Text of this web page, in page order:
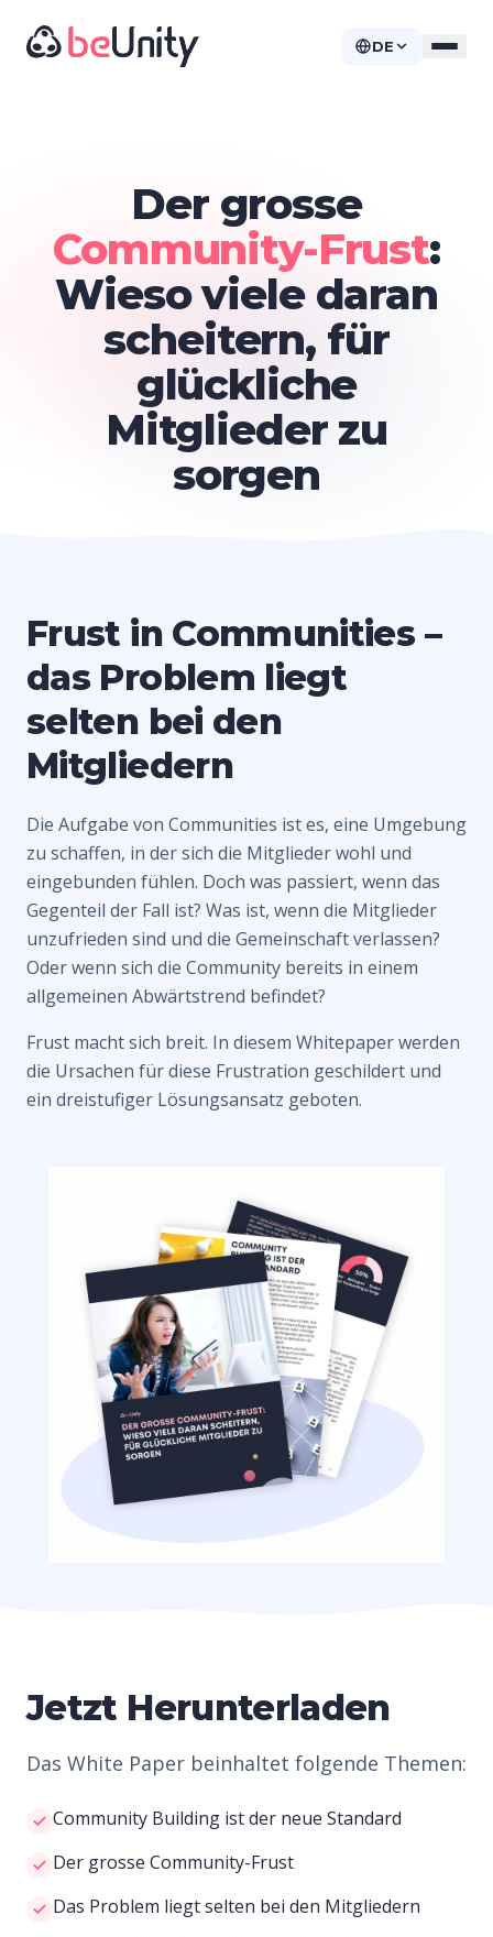
DE
Der grosse
Community-Frust:
Wieso viele daran
scheitern, für
glückliche
Mitglieder zu
sorgen
Frust in Communities –
das Problem liegt
selten bei den
Mitgliedern
Die Aufgabe von Communities ist es, eine Umgebung
zu schaffen, in der sich die Mitglieder wohl und
eingebunden fühlen. Doch was passiert, wenn das
Gegenteil der Fall ist? Was ist, wenn die Mitglieder
unzufrieden sind und die Gemeinschaft verlassen?
Oder wenn sich die Community bereits in einem
allgemeinen Abwärtstrend befindet?
Frust macht sich breit. In diesem Whitepaper werden
die Ursachen für diese Frustration geschildert und
ein dreistufiger Lösungsansatz geboten.
Jetzt Herunterladen
Das White Paper beinhaltet folgende Themen:
Community Building ist der neue Standard
Der grosse Community-Frust
Das Problem liegt selten bei den Mitgliedern